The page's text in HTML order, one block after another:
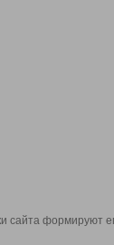
формируют